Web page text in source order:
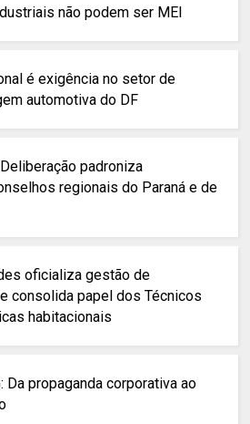
não podem ser MEI
é exigência no setor de
automotiva do DF
padroniza
regionais do Paraná e de
oficializa gestão de
consolida papel dos Técnicos
habitacionais
Da propaganda corporativa ao